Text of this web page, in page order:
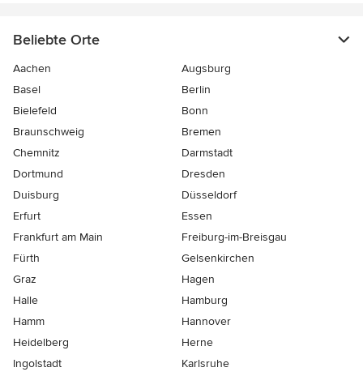
Beliebte Orte
Aachen
Augsburg
Basel
Berlin
Bielefeld
Bonn
Braunschweig
Bremen
Chemnitz
Darmstadt
Dortmund
Dresden
Duisburg
Düsseldorf
Erfurt
Essen
Frankfurt am Main
Freiburg-im-Breisgau
Fürth
Gelsenkirchen
Graz
Hagen
Halle
Hamburg
Hamm
Hannover
Heidelberg
Herne
Ingolstadt
Karlsruhe